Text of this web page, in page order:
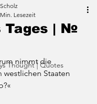
Thought | Quotes
Tages | №
Lesezeit
nimmt die
westlichen Staaten